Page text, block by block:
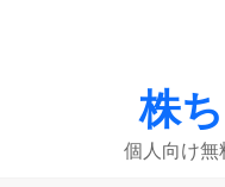
株
個人向け無